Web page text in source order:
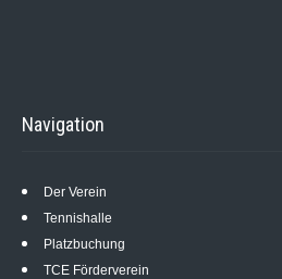
Navigation
Der Verein
Tennishalle
Platzbuchung
TCE Förderverein